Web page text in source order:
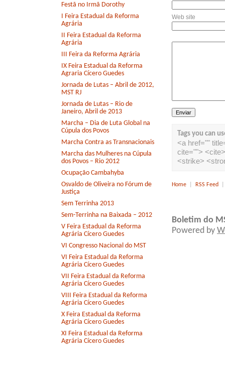
Festã no Irmã Dorothy
I Feira Estadual da Reforma
Agrária
II Feira Estadual da Reforma
Agrária
III Feira da Reforma Agrária
IX Feira Estadual da Reforma
Agraria Cícero Guedes
Jornada de Lutas – Abril de 2012,
MST RJ
Jornada de Lutas – Rio de
Janeiro, Abril de 2013
Marcha – Dia de Luta Global na
Cúpula dos Povos
Marcha Contra as Transnacionais
Marcha das Mulheres na Cúpula
dos Povos – Rio 2012
Ocupação Cambahyba
Osvaldo de Oliveira no Fórum de
Justiça
Sem Terrinha 2013
Sem-Terrinha na Baixada – 2012
V Feira Estadual da Reforma
Agrária Cícero Guedes
VI Congresso Nacional do MST
VI Feira Estadual da Reforma
Agrária Cícero Guedes
VII Feira Estadual da Reforma
Agrária Cícero Guedes
VIII Feira Estadual da Reforma
Agrária Cícero Guedes
X Feira Estadual da Reforma
Agrária Cícero Guedes
XI Feira Estadual da Reforma
Agrária Cícero Guedes
Web site
Tags you can
<a href=""
cite="">
<strike>
Home RSS Feed
Boletim do
Powered by